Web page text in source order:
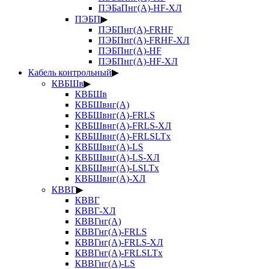
ПЭБаПнг(А)-HF-ХЛ
ПЭБП▶
ПЭБПнг(А)-FRHF
ПЭБПнг(А)-FRHF-ХЛ
ПЭБПнг(А)-HF
ПЭБПнг(А)-HF-ХЛ
Кабель контрольный▶
КВБШв▶
КВБШв
КВБШвнг(А)
КВБШвнг(А)-FRLS
КВБШвнг(А)-FRLS-ХЛ
КВБШвнг(А)-FRLSLTx
КВБШвнг(А)-LS
КВБШвнг(А)-LS-ХЛ
КВБШвнг(А)-LSLTx
КВБШвнг(А)-ХЛ
КВВГ▶
КВВГ
КВВГ-ХЛ
КВВГнг(А)
КВВГнг(А)-FRLS
КВВГнг(А)-FRLS-ХЛ
КВВГнг(А)-FRLSLTx
КВВГнг(А)-LS